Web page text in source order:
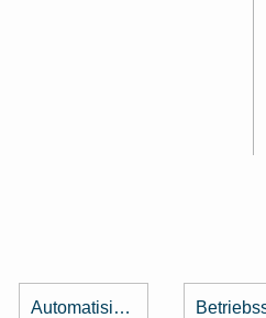
Automatisierung